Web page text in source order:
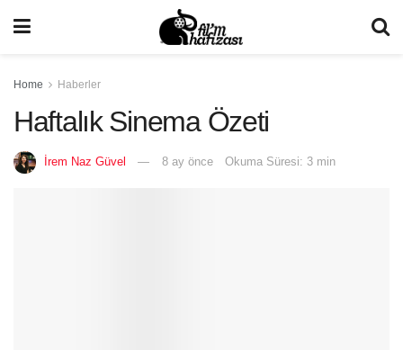
Home Haberler
Haftalık Sinema Özeti
İrem Naz Güvel 8 ay önce Okuma Süresi: 3 min